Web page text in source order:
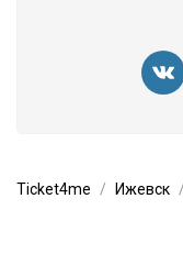
Ticket4me Ижевск